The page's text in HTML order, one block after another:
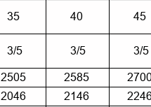
35 40 45
3/5 3/5 3/5
2505 2585
2046 2146